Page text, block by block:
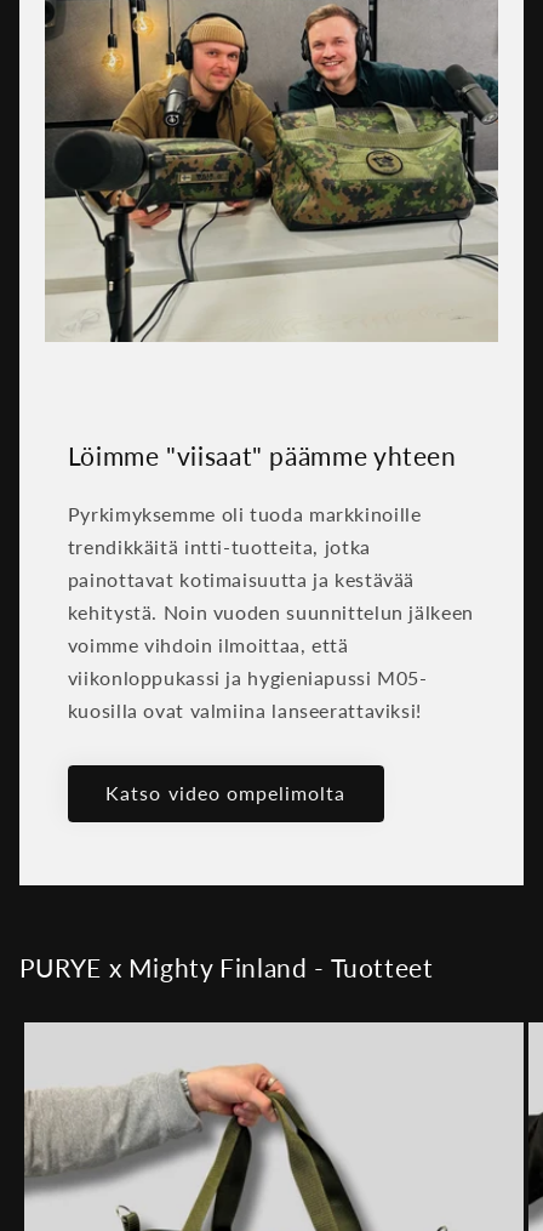
Löimme "viisaat" päämme yhteen
Pyrkimyksemme oli tuoda markkinoille
trendikkäitä intti-tuotteita, jotka
painottavat kotimaisuutta ja kestävää
kehitystä. Noin vuoden suunnittelun jälkeen
voimme vihdoin ilmoittaa, että
viikonloppukassi ja hygieniapussi M05-
kuosilla ovat valmiina lanseerattaviksi!
Katso video ompelimolta
PURYE x Mighty Finland - Tuotteet